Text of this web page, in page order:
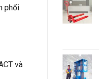
phối
và